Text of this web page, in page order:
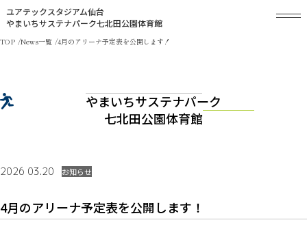
ユアテックスタジアム仙台
やまいちサステナパーク七北田公園体育館
TOP News一覧 4月のアリーナ予定表を公開します！
やまいちサステナパーク
七北田公園体育館
2026 03.20 お知らせ
4月のアリーナ予定表を公開します！